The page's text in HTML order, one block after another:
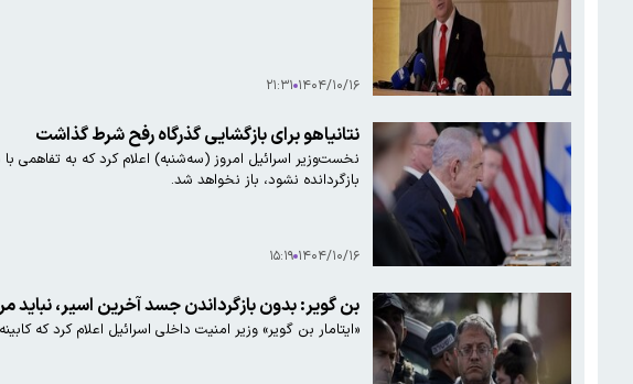
۱۴۰۴/۱۰/۱۶ ۲۱:۳۱
نتانیاهو برای بازگشایی گذرگاه رفح شرط گذاشت
نخست‌وزیر اسرائیل امروز (سه‌شنبه) اعلام کرد که به تفاهمی
بازگردانده نشود، باز نخواهد شد.
۱۴۰۴/۱۰/۱۶ ۱۵:۱۹
بن گویر: بدون بازگرداندن جسد آخرین اسیر،
«ایتامار بن گویر» وزیر امنیت داخلی اسرائیل اعلام کرد که